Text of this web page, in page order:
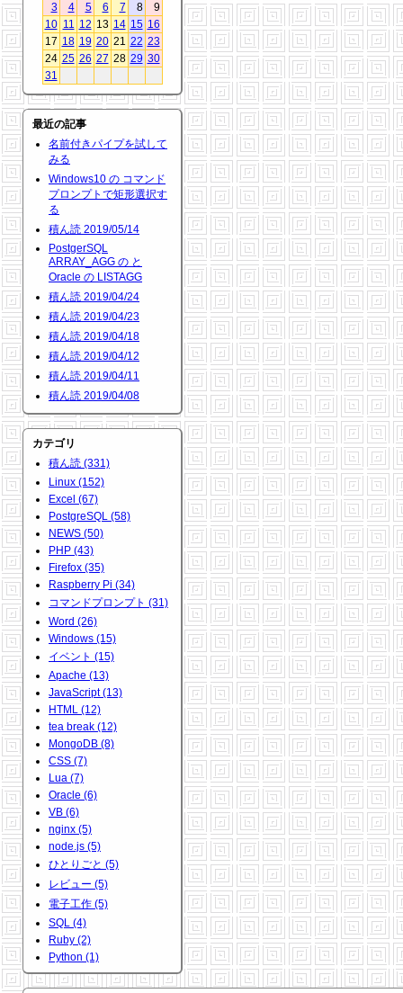
3
4 5 6 7 8
9
10 11 12 13 14 15 16
17 18 19 20 21 22 23
24 25 26 27 28 29 30
31
最近の記事
名前付きパイプを試して
みる
Windows10 の コマンド
プロンプトで矩形選択す
る
積ん読 2019/05/14
PostgerSQL
ARRAY_AGG の と
Oracle の LISTAGG
積ん読 2019/04/24
積ん読 2019/04/23
積ん読 2019/04/18
積ん読 2019/04/12
積ん読 2019/04/11
積ん読 2019/04/08
カテゴリ
積ん読 (331)
Linux (152)
Excel (67)
PostgreSQL (58)
NEWS (50)
PHP (43)
Firefox (35)
Raspberry Pi (34)
コマンドプロンプト (31)
Word (26)
Windows (15)
イベント (15)
Apache (13)
JavaScript (13)
HTML (12)
tea break (12)
MongoDB (8)
CSS (7)
Lua (7)
Oracle (6)
VB (6)
nginx (5)
node.js (5)
ひとりごと (5)
レビュー (5)
電子工作 (5)
SQL (4)
Ruby (2)
Python (1)